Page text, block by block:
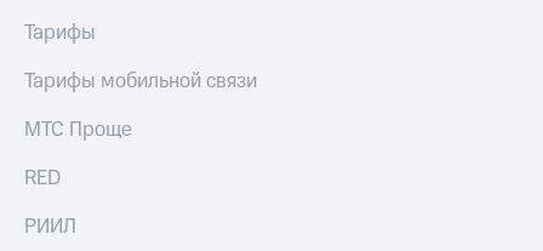
акций
Рынок
Тарифы
Тарифы мобильной связи
МТС Проще
RED
РИИЛ